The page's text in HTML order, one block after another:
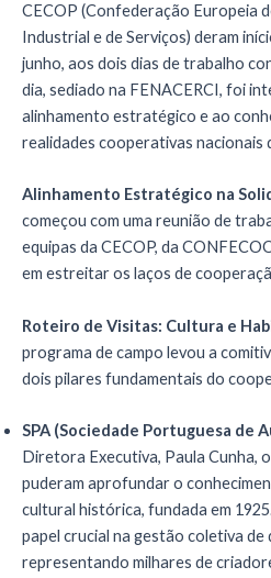
CECOP (Confederação Europeia
Industrial e de Serviços) deram
junho, aos dois dias de trabalho
dia, sediado na FENACERCI, foi
alinhamento estratégico e ao
realidades cooperativas nacionais
Alinhamento Estratégico na
começou com uma reunião de
equipas da CECOP, da
em estreitar os laços de
Roteiro de Visitas: Cultura e
programa de campo levou a
dois pilares fundamentais do
SPA (Sociedade Portuguesa de
Diretora Executiva, Paula Cunha,
puderam aprofundar o
cultural histórica, fundada em
papel crucial na gestão coletiva
representando milhares de